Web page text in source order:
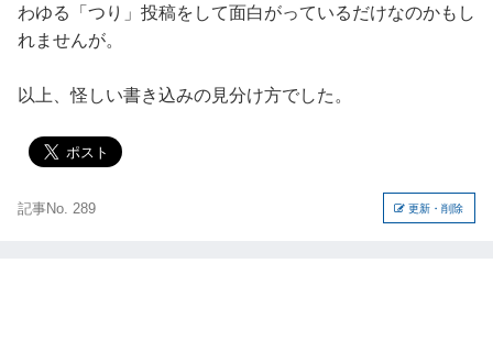
わゆる「つり」投稿をして面白がっているだけなのかもし
れませんが。
以上、怪しい書き込みの見分け方でした。
記事No. 289 更新・削除